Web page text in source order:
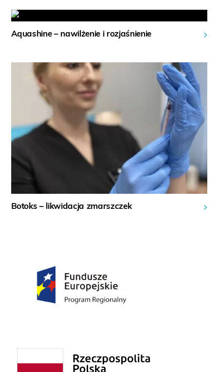
Aquashine – nawilżenie i rozjaśnienie
Botoks – likwidacja zmarszczek